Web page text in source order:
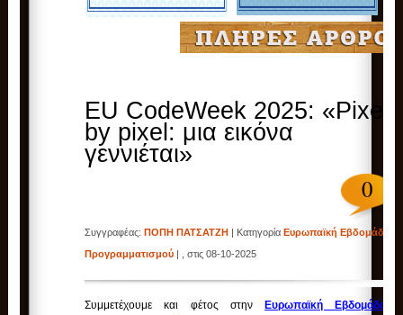
EU CodeWeek 2025: «Pixel
by pixel: μια εικόνα
γεννιέται»
0
Συγγραφέας:ΠΟΠΗ ΠΑΤΣΑΤΖΗ | ΚατηγορίαΕυρωπαϊκή Εβδομάδα
Προγραμματισμού | , στις 08-10-2025
Συμμετέχουμε και φέτος στην
Ευρωπαϊκή Εβδομάδα